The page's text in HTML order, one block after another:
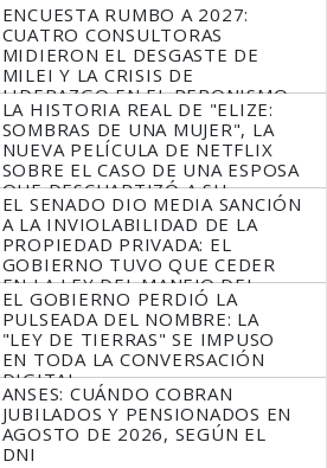
ENCUESTA RUMBO A 2027:
CUATRO CONSULTORAS
MIDIERON EL DESGASTE DE
MILEI Y LA CRISIS DE
LIDERAZGO EN EL PERONISMO
LA HISTORIA REAL DE "ELIZE:
SOMBRAS DE UNA MUJER", LA
NUEVA PELÍCULA DE NETFLIX
SOBRE EL CASO DE UNA ESPOSA
QUE DESCUARTIZÓ A SU
MARIDO
EL SENADO DIO MEDIA SANCIÓN
A LA INVIOLABILIDAD DE LA
PROPIEDAD PRIVADA: EL
GOBIERNO TUVO QUE CEDER
EN LA LEY DEL MANEJO DEL
FUEGO
EL GOBIERNO PERDIÓ LA
PULSEADA DEL NOMBRE: LA
"LEY DE TIERRAS" SE IMPUSO
EN TODA LA CONVERSACIÓN
DIGITAL
ANSES: CUÁNDO COBRAN
JUBILADOS Y PENSIONADOS EN
AGOSTO DE 2026, SEGÚN EL
DNI